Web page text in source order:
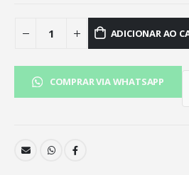
ADICIONAR AO
COMPRAR VIA WHATSAPP